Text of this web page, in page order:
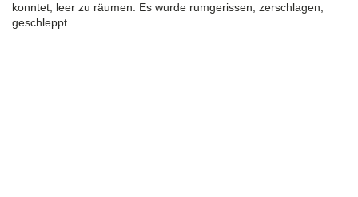
konntet, leer zu räumen. Es wurde rumgerissen, zerschlagen,
geschleppt